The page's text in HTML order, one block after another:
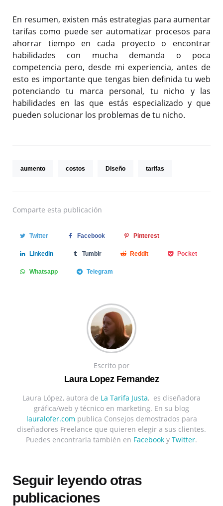
En resumen, existen más estrategias para aumentar
tarifas como puede ser automatizar procesos para
ahorrar tiempo en cada proyecto o encontrar
habilidades con mucha demanda o poca
competencia pero, desde mi experiencia, antes de
esto es importante que tengas bien definida tu web
potenciando tu marca personal, tu nicho y las
habilidades en las que estás especializado y que
pueden solucionar los problemas de tu nicho.
aumento costos Diseño tarifas
Comparte esta publicación
Twitter Facebook Pinterest
Linkedin Tumblr Reddit Pocket
Whatsapp Telegram
Escrito por
Laura Lopez Fernandez
Laura López, autora de La Tarifa Justa, es diseñadora
gráfica/web y técnico en marketing. En su blog
lauralofer.com publica Consejos demostrados para
diseñadores Freelance que quieren elegir a sus clientes.
Puedes encontrarla también en Facebook y Twitter.
Seguir leyendo otras
publicaciones